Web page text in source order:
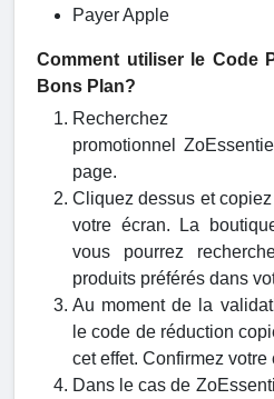
Payer Apple
Comment utiliser le Code
Bons Plan?
promotionnel
page.
Cliquez dessus et
votre écran. La
vous pourrez
produits préférés dans
Au moment de la
le code de réduction
cet effet. Confirmez
Dans le cas de